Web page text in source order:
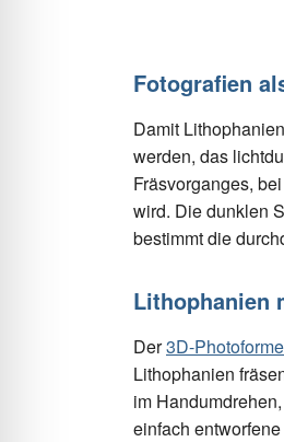
Fotografien
Damit
werden, das
Fräsvorganges,
wird. Die dunklen
bestimmt die
Lithophanien
Der3D-
Lithophanien
im
einfach entworfene